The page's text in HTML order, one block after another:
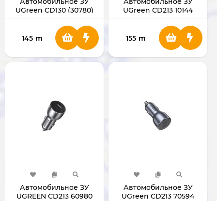
UGreen CD130 (30780)
145 m
UGreen CD213 10144
155 m
Автомобильное ЗУ
UGREEN CD213 60980
Автомобильное ЗУ
UGreen CD213 70594